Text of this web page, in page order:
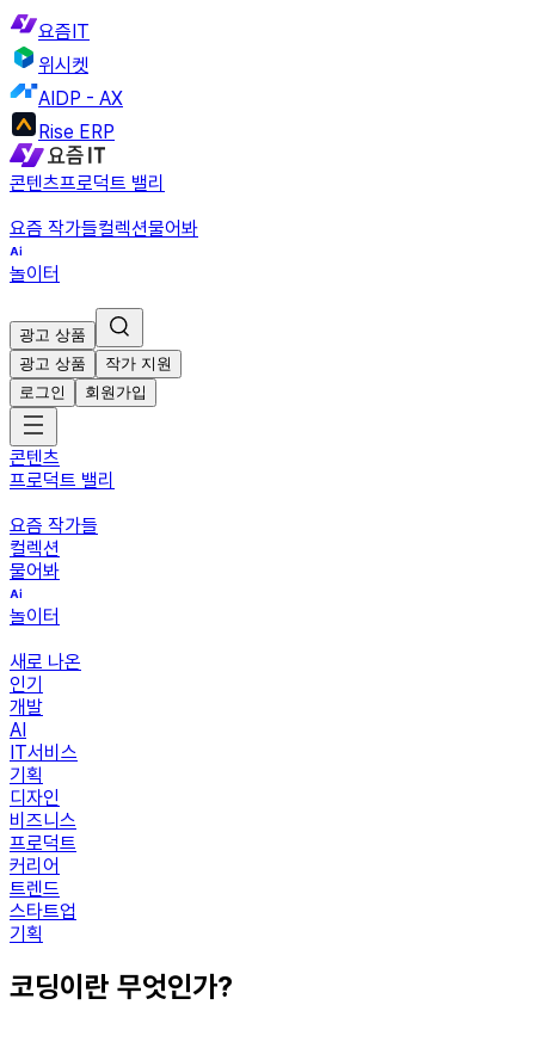
요즘IT
위시켓
AIDP - AX
Rise ERP
콘텐츠프로덕트 밸리
요즘 작가들컬렉션물어봐
놀이터
광고 상품
광고 상품
작가 지원
로그인
회원가입
콘텐츠
프로덕트 밸리
요즘 작가들
컬렉션
물어봐
놀이터
새로 나온
인기
개발
AI
IT서비스
기획
디자인
비즈니스
프로덕트
커리어
트렌드
스타트업
기획
코딩이란 무엇인가?